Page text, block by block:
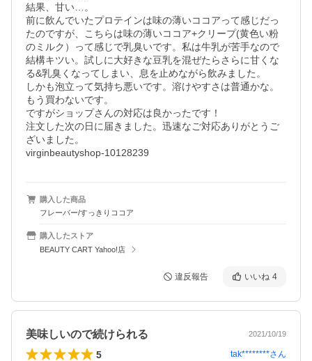
結果、甘い…。
前に飲んでいたプロテインは味の薄いココアって感じだっ
たのですが、こちらは味の薄いココア+クリープ(黄色い粉
のミルク）って感じで乳臭いです。私は牛乳が苦手なので
結構キツい。試しに大好きな豆乳を混ぜたらさらに甘くな
る&乳臭くなってしまい、息を止めながら飲みました。
しかも泡立って気持ち悪いです。溶けやすさは普通かな。
もう買わないです。
ですがショップさんの対応は良かったです！
注文した次の日に届きました。迅速なご対応ありがとうご
ざいました。
virginbeautyshop-10128239
購入した商品
フレーバー/すっきりココア
購入したストア
BEAUTY CART Yahoo!店
違反報告 いいね 4
美味しいので続けられる 2021/10/19
5 tak********さん